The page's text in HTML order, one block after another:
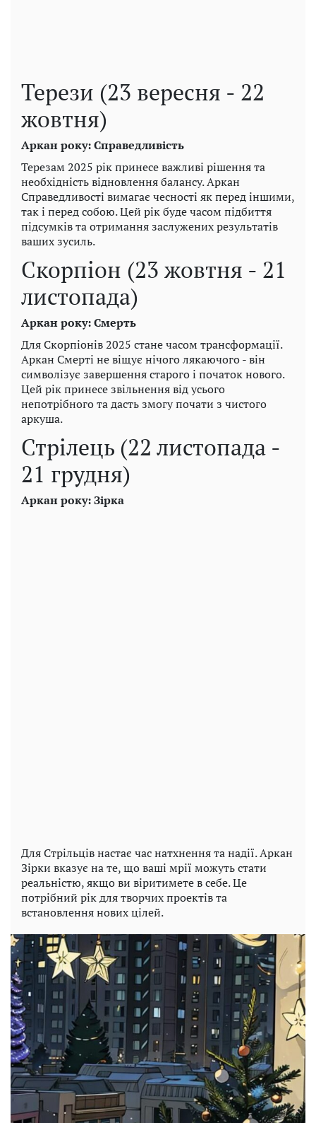
Терези (23 вересня - 22
жовтня)
Аркан року: Справедливість
Терезам 2025 рік принесе важливі рішення та
необхідність відновлення балансу. Аркан
Справедливості вимагає чесності як перед іншими,
так і перед собою. Цей рік буде часом підбиття
підсумків та отримання заслужених результатів
ваших зусиль.
Скорпіон (23 жовтня - 21
листопада)
Аркан року: Смерть
Для Скорпіонів 2025 стане часом трансформації.
Аркан Смерті не віщує нічого лякаючого - він
символізує завершення старого і початок нового.
Цей рік принесе звільнення від усього
непотрібного та дасть змогу почати з чистого
аркуша.
Стрілець (22 листопада -
21 грудня)
Аркан року: Зірка
Для Стрільців настає час натхнення та надії. Аркан
Зірки вказує на те, що ваші мрії можуть стати
реальністю, якщо ви віритимете в себе. Це
потрібний рік для творчих проектів та
встановлення нових цілей.